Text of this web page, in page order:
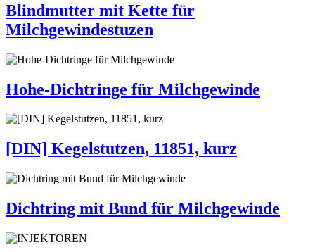
Blindmutter mit Kette für
Milchgewindestuzen
Hohe-Dichtringe für Milchgewinde
[DIN] Kegelstutzen, 11851, kurz
Dichtring mit Bund für Milchgewinde